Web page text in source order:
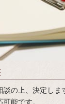
談の上、決定しま
能です。